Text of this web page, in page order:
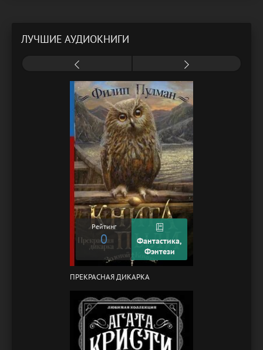
ЛУЧШИЕ АУДИОКНИГИ
Рейтинг
0
Фантастика,
Фэнтези
ПРЕКРАСНАЯ ДИКАРКА